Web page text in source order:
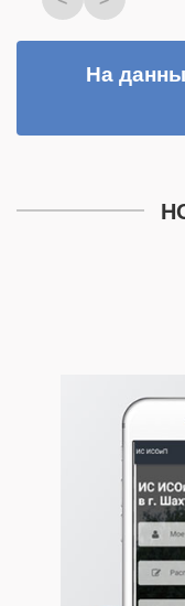
На